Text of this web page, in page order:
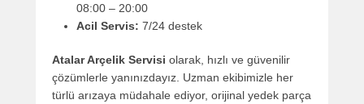
08:00 – 20:00
Acil Servis: 7/24 destek
Atalar Arçelik Servisi olarak, hızlı ve güvenilir
çözümlerle yanınızdayız. Uzman ekibimizle her
türlü arızaya müdahale ediyor, orijinal yedek parça